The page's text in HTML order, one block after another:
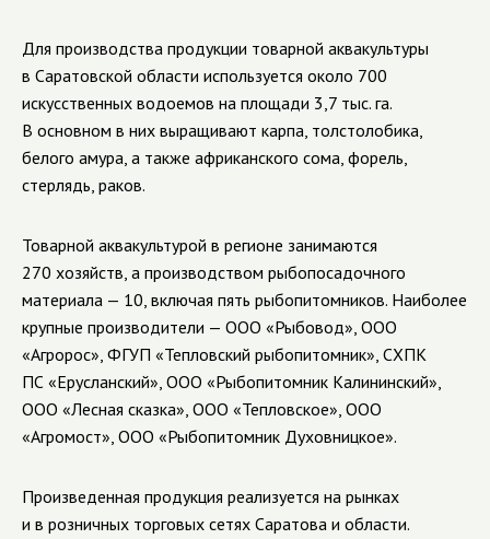
Для производства продукции товарной аквакультуры
в Саратовской области используется около 700
искусственных водоемов на площади 3,7 тыс. га.
В основном в них выращивают карпа, толстолобика,
белого амура, а также африканского сома, форель,
стерлядь, раков.
Товарной аквакультурой в регионе занимаются
270 хозяйств, а производством рыбопосадочного
материала — 10, включая пять рыбопитомников. Наиболее
крупные производители — ООО «Рыбовод», ООО
«Агророс», ФГУП «Тепловский рыбопитомник», СХПК
ПС «Ерусланский», ООО «Рыбопитомник Калининский»,
ООО «Лесная сказка», ООО «Тепловское», ООО
«Агромост», ООО «Рыбопитомник Духовницкое».
Произведенная продукция реализуется на рынках
и в розничных торговых сетях Саратова и области.